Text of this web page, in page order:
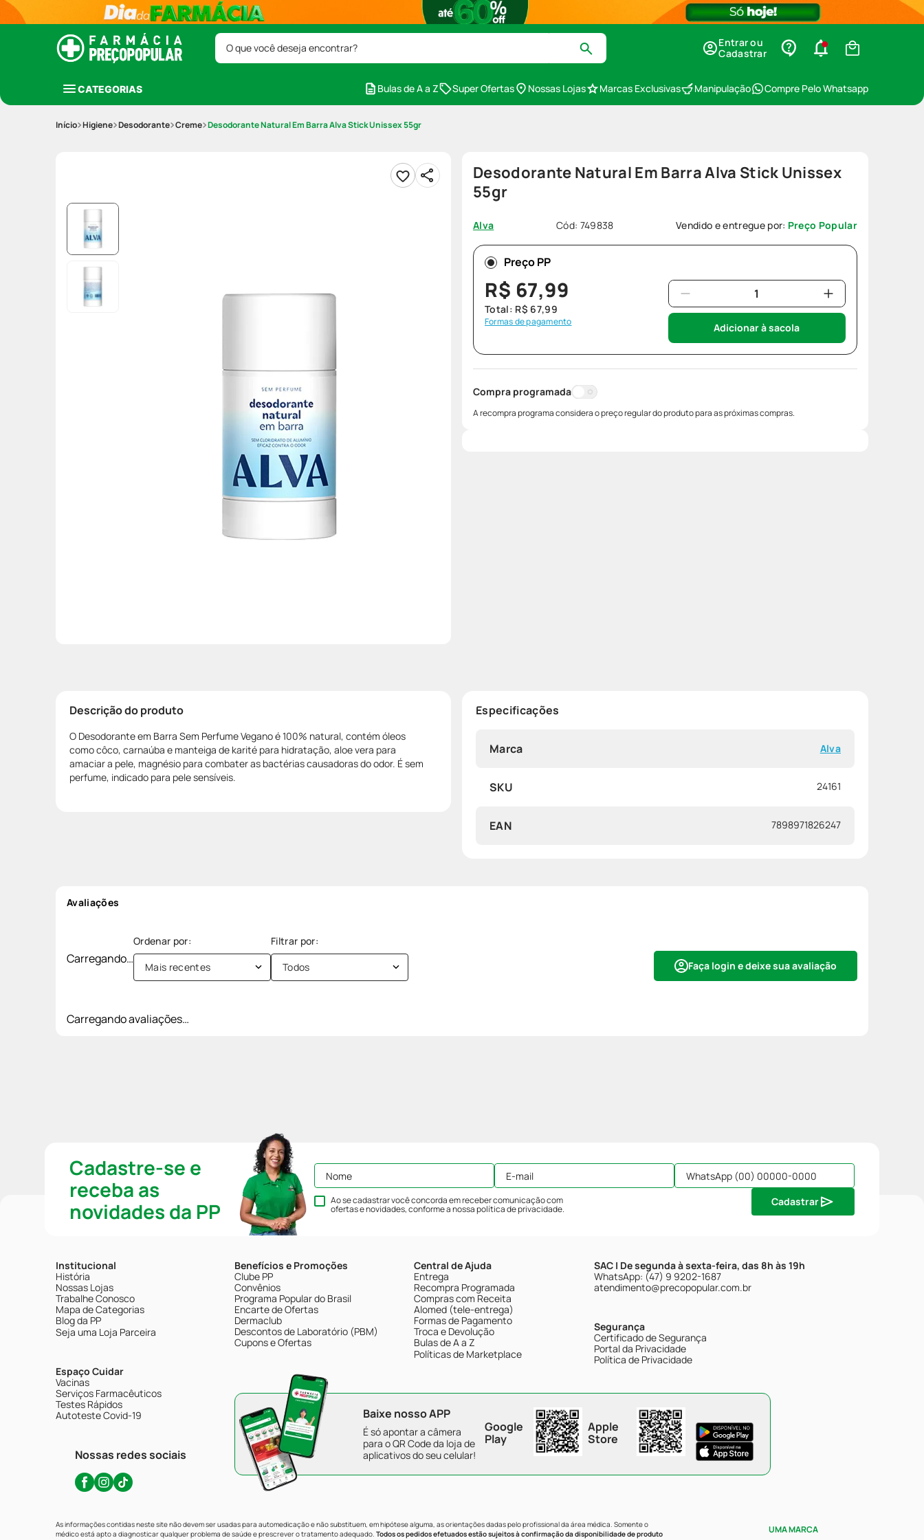
O que você deseja encontrar?
Entrar ou
Cadastrar
CATEGORIAS Bulas de A a Z Super Ofertas Nossas Lojas Marcas Exclusivas Manipulação Compre Pelo Whatsapp
Higiene Desodorante Creme Desodorante Natural Em Barra Alva Stick Unissex 55gr
Desodorante Natural Em Barra Alva Stick Unissex
55gr
Alva Cód: 749838 Vendido e entregue por: Preço Popular
Preço PP
R$ 67,99
Total: R$ 67,99
Formas de pagamento Adicionar à sacola
Compra programada
A recompra programa considera o preço regular do produto para as próximas compras.
Descrição do produto
O Desodorante em Barra Sem Perfume Vegano é 100% natural, contém óleos
como côco, carnaúba e manteiga de karité para hidratação, aloe vera para
amaciar a pele, magnésio para combater as bactérias causadoras do odor. É sem
perfume, indicado para pele sensíveis.
Especificações
Marca Alva
SKU 24161
EAN 7898971826247
Avaliações
Carregando… Faça login e deixe sua avaliação
Mais recentes Todos
Carregando avaliações…
Cadastre-se e
receba as
novidades da PP
Ao se cadastrar você concorda em receber comunicação com
ofertas e novidades, conforme a nossapolítica de privacidade.
Cadastrar
Institucional
História
Nossas Lojas
Trabalhe Conosco
Mapa de Categorias
Blog da PP
Seja uma Loja Parceira
Espaço Cuidar
Vacinas
Serviços Farmacêuticos
Testes Rápidos
Autoteste Covid-19
Nossas redes sociais
Benefícios e Promoções
Clube PP
Convênios
Programa Popular do Brasil
Encarte de Ofertas
Dermaclub
Descontos de Laboratório (PBM)
Cupons e Ofertas
Central de Ajuda
Entrega
Recompra Programada
Compras com Receita
Alomed (tele-entrega)
Formas de Pagamento
Troca e Devolução
Bulas de A a Z
Políticas de Marketplace
SAC | De segunda à sexta-feira, das 8h às 19h
WhatsApp: (47) 9 9202-1687
atendimento@precopopular.com.br
Segurança
Certificado de Segurança
Portal da Privacidade
Política de Privacidade
Baixe nosso APP
É só apontar a câmera
para o QR Code da loja de
aplicativos do seu celular!
Google
Play
Apple
Store
As informações contidas neste site não devem ser usadas para automedicação e não substituem, em hipótese alguma, as orientações dadas pelo profissional da área médica. Somente o
médico está apto a diagnosticar qualquer problema de saúde e prescrever o tratamento adequado. Todos os pedidos efetuados estão sujeitos à confirmação da disponibilidade de produto
UMA MARCA